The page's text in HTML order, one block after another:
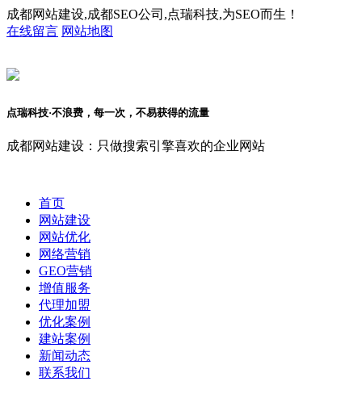
成都网站建设,成都SEO公司,点瑞科技,为SEO而生！
在线留言 网站地图
点瑞科技·不浪费，每一次，不易获得的流量
成都网站建设：只做搜索引擎喜欢的企业网站
首页
网站建设
网站优化
网络营销
GEO营销
增值服务
代理加盟
优化案例
建站案例
新闻动态
联系我们